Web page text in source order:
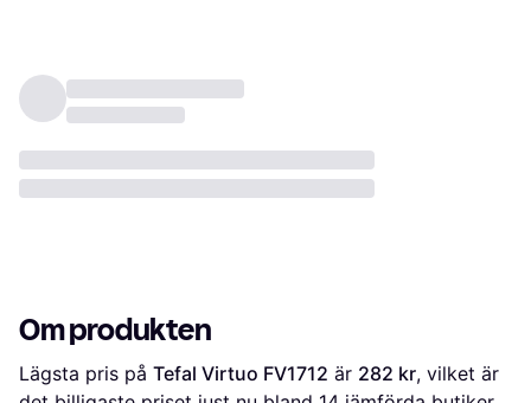
Om produkten
Lägsta pris på Tefal Virtuo FV1712 är 282 kr, vilket är